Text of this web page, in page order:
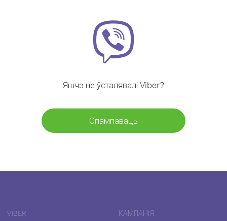
Яшчэ не ўсталявалі Viber?
Спампаваць
VIBER КАМПАНІЯ